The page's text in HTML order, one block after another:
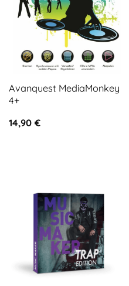
Avanquest MediaMonkey
4+
14,90 €